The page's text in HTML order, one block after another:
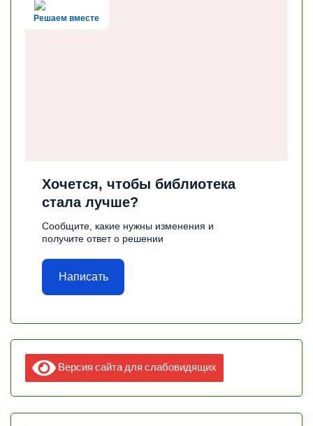
Решаем вместе
Хочется, чтобы библиотека
стала лучше?
Сообщите, какие нужны изменения и
получите ответ о решении
Написать
Версия сайта для слабовидящих